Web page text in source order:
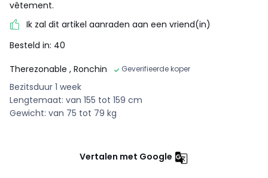
vêtement.
Ik zal dit artikel aanraden aan een vriend(in)
Besteld in: 40
Therezonable , Ronchin Geverifieerde koper
Bezitsduur 1 week
Lengtemaat: van 155 tot 159 cm
Gewicht: van 75 tot 79 kg
Vertalen met Google